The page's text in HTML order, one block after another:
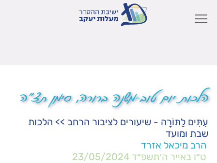
הלכות יום טוב-משנה ברורה, סימן תצ"ה
עִתִּים לַתּוֹרָה - שיעורים לציבור הרחב >> הלכות
שבת ומועד
הרב מיכאל אזרד
ט״ו באייר ה׳תשפ״ד 23/05/2024